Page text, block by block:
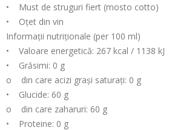
• Must de struguri fiert (mosto cotto)
• Oțet din vin
Informații nutriționale (per 100 ml)
• Valoare energetică: 267 kcal / 1138 kJ
• Grăsimi: 0 g
o din care acizi grași saturați: 0 g
• Glucide: 60 g
o din care zaharuri: 60 g
• Proteine: 0 g